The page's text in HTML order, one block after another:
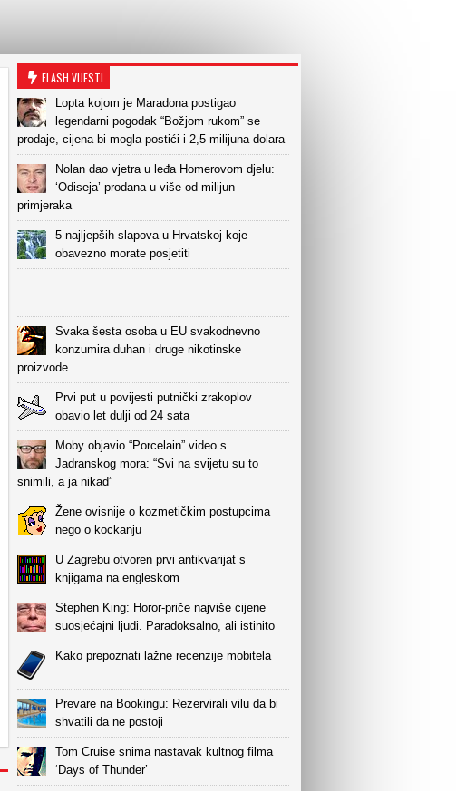
FLASH VIJESTI
Lopta kojom je Maradona postigao
legendarni pogodak “Božjom rukom” se
prodaje, cijena bi mogla postići i 2,5 milijuna dolara
Nolan dao vjetra u leđa Homerovom djelu:
‘Odiseja’ prodana u više od milijun
primjeraka
5 najljepših slapova u Hrvatskoj koje
obavezno morate posjetiti
Svaka šesta osoba u EU svakodnevno
konzumira duhan i druge nikotinske
proizvode
Prvi put u povijesti putnički zrakoplov
obavio let dulji od 24 sata
Moby objavio “Porcelain” video s
Jadranskog mora: “Svi na svijetu su to
snimili, a ja nikad”
Žene ovisnije o kozmetičkim postupcima
nego o kockanju
U Zagrebu otvoren prvi antikvarijat s
knjigama na engleskom
Stephen King: Horor-priče najviše cijene
suosjećajni ljudi. Paradoksalno, ali istinito
Kako prepoznati lažne recenzije mobitela
Prevare na Bookingu: Rezervirali vilu da bi
shvatili da ne postoji
Tom Cruise snima nastavak kultnog filma
‘Days of Thunder’